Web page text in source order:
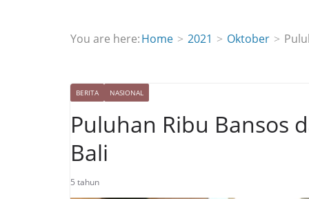
You are here:Home 2021 Oktober
BERITA NASIONAL
Puluhan Ribu Bansos
Bali
5 tahun